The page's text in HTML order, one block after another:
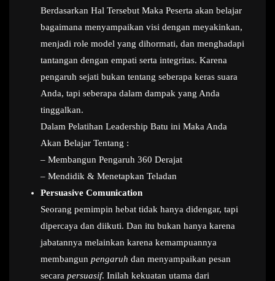
Berdasarkan Hal Tersebut Maka Peserta akan belajar
bagaimana menyampaikan visi dengan meyakinkan,
menjadi role model yang dihormati, dan menghadapi
tantangan dengan empati serta integritas. Karena
pengaruh sejati bukan tentang seberapa keras suara
Anda, tapi seberapa dalam dampak yang Anda
tinggalkan.
Dalam Pelatihan Leadership Batu ini Maka Anda
Akan Belajar Tentang :
– Membangun Pengaruh 360 Derajat
– Mendidik & Menetapkan Teladan
Persuasive Comunication
Seorang pemimpin hebat tidak hanya didengar, tapi
dipercaya dan diikuti. Dan itu bukan hanya karena
jabatannya melainkan karena kemampuannya
membangun pengaruh dan menyampaikan pesan
secara persuasif. Inilah kekuatan utama dari